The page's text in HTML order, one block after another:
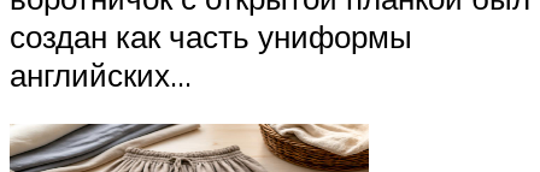
создан как часть униформы
английских...